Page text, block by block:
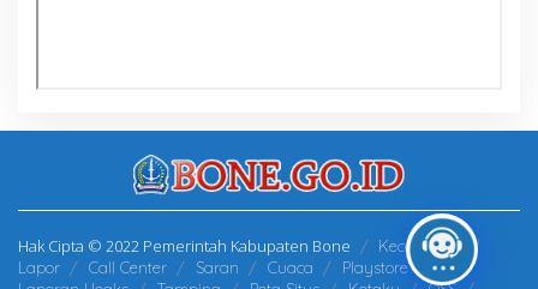
Hak Cipta © 2022 Pemerintah Kabupaten Bone
Kecamatan
Lapor
Call Center Saran Cuaca
Playstore